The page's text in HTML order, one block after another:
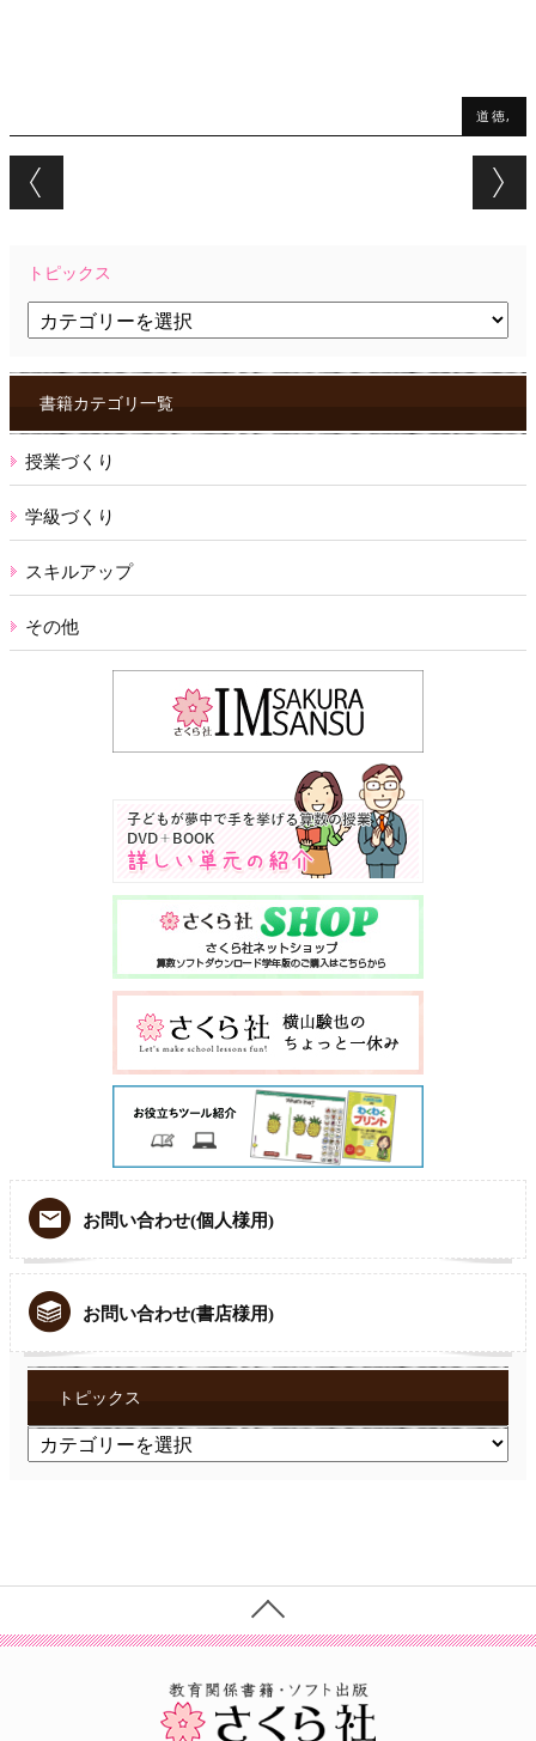
道徳,
Post navigation
トピックス
ク
ス書籍カテゴリ一覧
授業づくり
学級づくり
スキルアップ
その他
お問い合わせ(個人様用)
お問い合わせ(書店様用)
トピックス
ト